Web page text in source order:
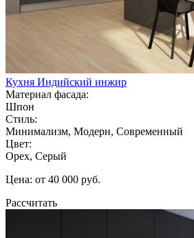
Кухня Индийский инжир
Материал фасада:
Шпон
Стиль:
Минимализм, Модерн, Современный
Цвет:
Орех, Серый
Цена: от 40 000 руб.
Рассчитать